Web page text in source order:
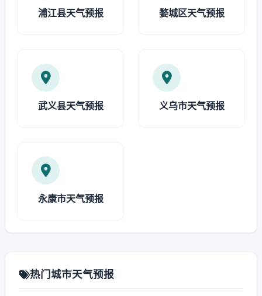
浦江县天气预报 婺城区天气预报
武义县天气预报 义乌市天气预报
永康市天气预报
热门城市天气预报